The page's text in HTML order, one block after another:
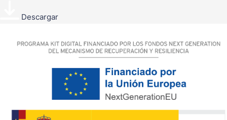
Descargar